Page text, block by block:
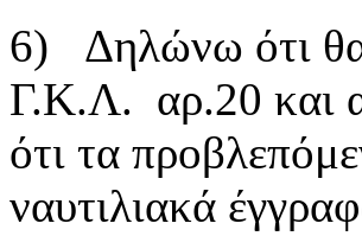
6) Δηλώνω ότι θα
Γ.Κ.Λ. αρ.20 και
ότι τα
ναυτιλιακά